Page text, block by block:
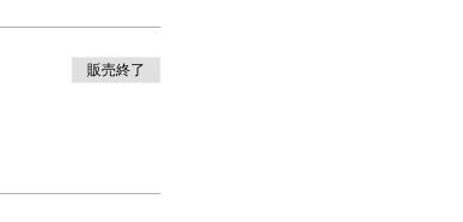
販売終了